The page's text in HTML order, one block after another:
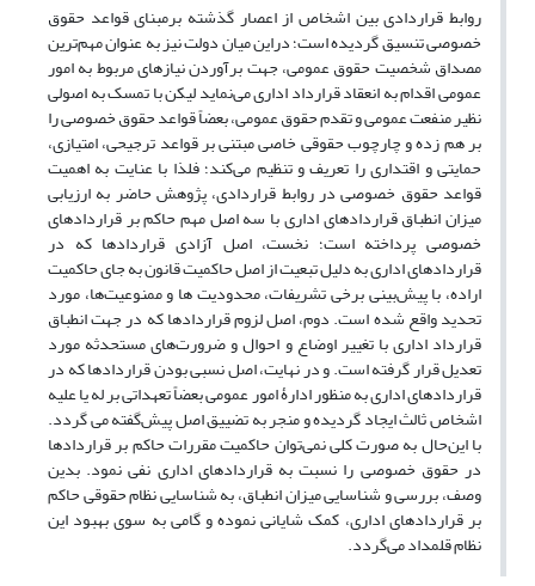
روابط قراردادی بین اشخاص از اعصار گذشته برمبنای قواعد حقوق
خصوصی تنسیق گردیده است؛ دراین میان دولت نیز به عنوان مهم‌ترین
مصداق شخصیت حقوق عمومی، جهت برآوردن نیازهای مربوط به امور
عمومی اقدام به انعقاد قرارداد اداری می‌نماید لیکن با تمسک به اصولی
نظیر منفعت عمومی و تقدم حقوق عمومی، بعضاً قواعد حقوق خصوصی را
بر هم زده و چارچوب حقوقی خاصی مبتنی بر قواعد ترجیحی، امتیازی،
حمایتی و اقتداری را تعریف و تنظیم می‌کند؛ فلذا با عنایت به اهمیت
قواعد حقوق خصوصی در روابط قراردادی، پژوهش حاضر به ارزیابی
میزان انطباق قراردادهای اداری با سه اصل مهم حاکم بر قراردادهای
خصوصی پرداخته است؛ نخست، اصل آزادی قراردادها که در
قراردادهای اداری به دلیل تبعیت از اصل حاکمیت قانون به جای حاکمیت
اراده، با پیش‌بینی برخی تشریفات، محدودیت ها و ممنوعیت‌ها، مورد
تحدید واقع شده است. دوم، اصل لزوم قراردادها که در جهت انطباق
قرارداد اداری با تغییر اوضاع و احوال و ضرورت‌های مستحدثه مورد
تعدیل قرار گرفته است. و در نهایت، اصل نسبی بودن قراردادها که در
قراردادهای اداری به منظور ادارۀ امور عمومی بعضاً تعهداتی بر له یا علیه
اشخاص ثالث ایجاد گردیده و منجر به تضییق اصل پیش‌گفته می گردد.
با این‌حال به صورت کلی نمی‌توان حاکمیت مقررات حاکم بر قراردادها
در حقوق خصوصی را نسبت به قراردادهای اداری نفی نمود. بدین
وصف، بررسی و شناسایی میزان انطباق، به شناسایی نظام حقوقی حاکم
بر قراردادهای اداری، کمک شایانی نموده و گامی به سوی بهبود این
نظام قلمداد می‌گردد.